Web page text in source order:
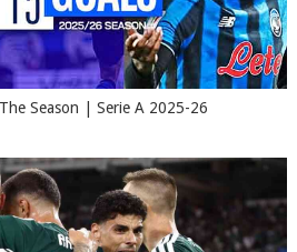
Season | Serie A 2025-26